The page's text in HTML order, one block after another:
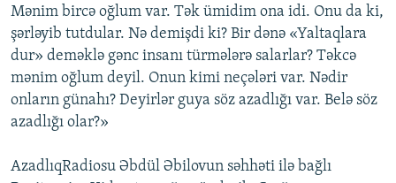
Mənim bircə oğlum var. Tək ümidim ona idi. Onu da ki,
şərləyib tutdular. Nə demişdi ki? Bir dənə «Yaltaqlara
dur» deməklə gənc insanı türmələrə salarlar? Təkcə
mənim oğlum deyil. Onun kimi neçələri var. Nədir
onların günahı? Deyirlər guya söz azadlığı var. Belə söz
azadlığı olar?»
AzadlıqRadiosu Əbdül Əbilovun səhhəti ilə bağlı